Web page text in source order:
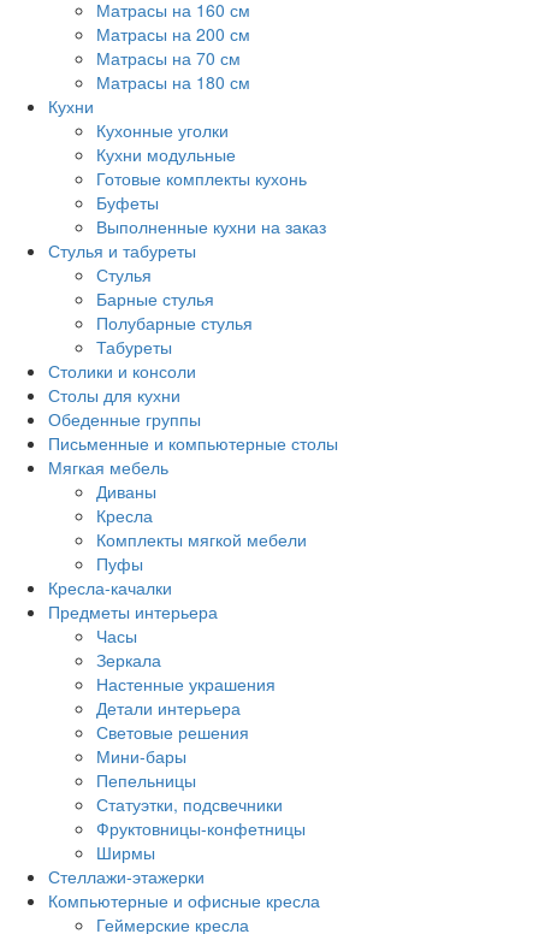
Матрасы на 160 см
Матрасы на 200 см
Матрасы на 70 см
Матрасы на 180 см
Кухни
Кухонные уголки
Кухни модульные
Готовые комплекты кухонь
Буфеты
Выполненные кухни на заказ
Стулья и табуреты
Стулья
Барные стулья
Полубарные стулья
Табуреты
Столики и консоли
Столы для кухни
Обеденные группы
Письменные и компьютерные столы
Мягкая мебель
Диваны
Кресла
Комплекты мягкой мебели
Пуфы
Кресла-качалки
Предметы интерьера
Часы
Зеркала
Настенные украшения
Детали интерьера
Световые решения
Мини-бары
Пепельницы
Статуэтки, подсвечники
Фруктовницы-конфетницы
Ширмы
Стеллажи-этажерки
Компьютерные и офисные кресла
Геймерские кресла